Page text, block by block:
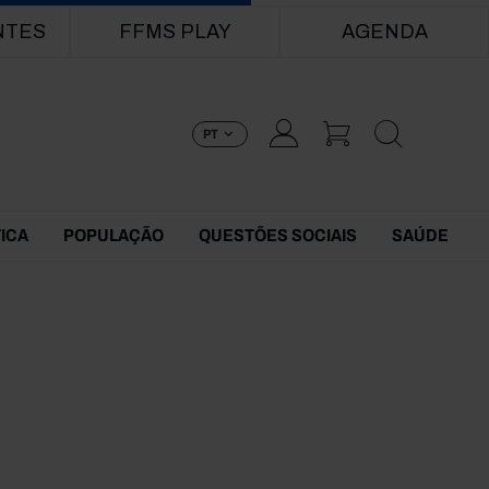
FFMS PLAY AGENDA
PT
POPULAÇÃO QUESTÕES SOCIAIS SAÚDE